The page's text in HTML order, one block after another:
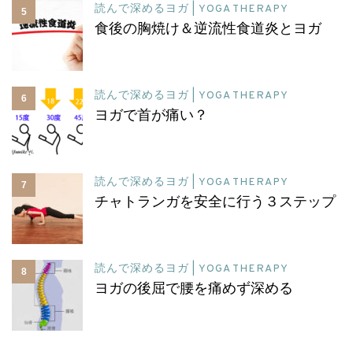
5 読んで深めるヨガ | YOGA THERAPY
食後の胸焼け＆逆流性食道炎とヨガ
6 読んで深めるヨガ | YOGA THERAPY
ヨガで首が痛い？
7 読んで深めるヨガ | YOGA THERAPY
チャトランガを安全に行う３ステップ
8 読んで深めるヨガ | YOGA THERAPY
ヨガの後屈で腰を痛めず深める